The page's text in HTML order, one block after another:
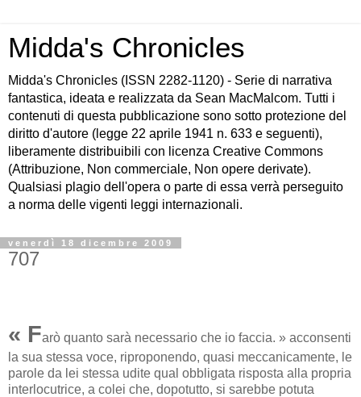
Midda's Chronicles
Midda's Chronicles (ISSN 2282-1120) - Serie di narrativa
fantastica, ideata e realizzata da Sean MacMalcom. Tutti i
contenuti di questa pubblicazione sono sotto protezione del
diritto d'autore (legge 22 aprile 1941 n. 633 e seguenti),
liberamente distribuibili con licenza Creative Commons
(Attribuzione, Non commerciale, Non opere derivate).
Qualsiasi plagio dell'opera o parte di essa verrà perseguito
a norma delle vigenti leggi internazionali.
venerdì 18 dicembre 2009
707
« Farò quanto sarà necessario che io faccia. » acconsenti
la sua stessa voce, riproponendo, quasi meccanicamente, le
parole da lei stessa udite qual obbligata risposta alla propria
interlocutrice, a colei che, dopotutto, si sarebbe potuta